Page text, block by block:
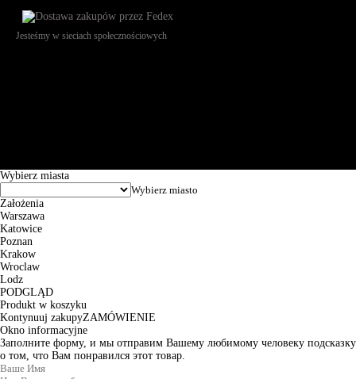
Jesteśmy w sieciach społecznościowych
Wybierz miasta
Założenia
Warszawa
Katowice
Poznan
Krakow
Wroclaw
Lodz
PODGLĄD
Produkt w koszyku
Kontynuuj zakupyZAMÓWIENIE
Okno informacyjne
Заполните форму, и мы отправим Вашему любимому человеку подсказку
о том, что Вам понравился этот товар.